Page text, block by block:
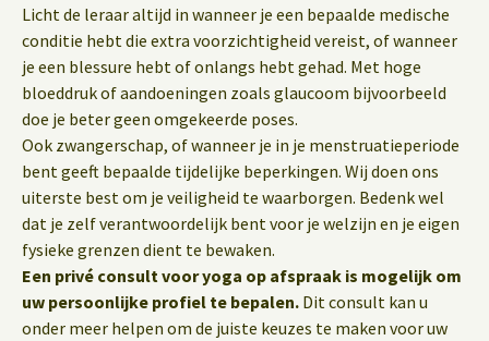
Licht de leraar altijd in wanneer je een bepaalde medische
conditie hebt die extra voorzichtigheid vereist, of wanneer
je een blessure hebt of onlangs hebt gehad. Met hoge
bloeddruk of aandoeningen zoals glaucoom bijvoorbeeld
doe je beter geen omgekeerde poses.
Ook zwangerschap, of wanneer je in je menstruatieperiode
bent geeft bepaalde tijdelijke beperkingen. Wij doen ons
uiterste best om je veiligheid te waarborgen. Bedenk wel
dat je zelf verantwoordelijk bent voor je welzijn en je eigen
fysieke grenzen dient te bewaken.
Een privé consult voor yoga op afspraak is mogelijk om
uw persoonlijke profiel te bepalen. Dit consult kan u
onder meer helpen om de juiste keuzes te maken voor uw